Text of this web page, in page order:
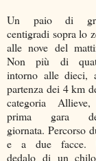
Un paio di
centigradi sopra lo
alle nove del
Non più di
intorno alle dieci,
partenza dei 4 km
categoria
prima gara
giornata. Percorso
e a due facce.
dedalo di un